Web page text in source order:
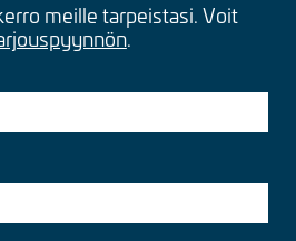
meille tarpeistasi. Voit
.